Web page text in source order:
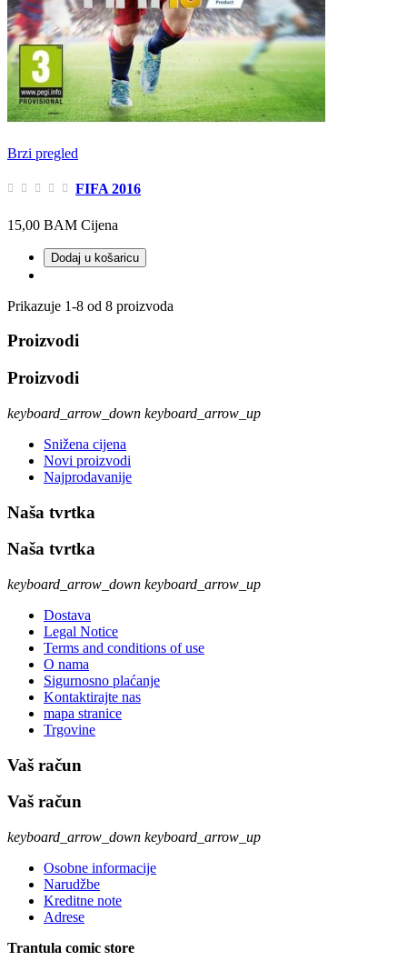
Brzi pregled
FIFA 2016
15,00 BAM Cijena
Dodaj u košaricu
Prikazuje 1-8 od 8 proizvoda
Proizvodi
Proizvodi
keyboard_arrow_down keyboard_arrow_up
Snižena cijena
Novi proizvodi
Najprodavanije
Naša tvrtka
Naša tvrtka
keyboard_arrow_down keyboard_arrow_up
Dostava
Legal Notice
Terms and conditions of use
O nama
Sigurnosno plaćanje
Kontaktirajte nas
mapa stranice
Trgovine
Vaš račun
Vaš račun
keyboard_arrow_down keyboard_arrow_up
Osobne informacije
Narudžbe
Kreditne note
Adrese
Trantula comic store